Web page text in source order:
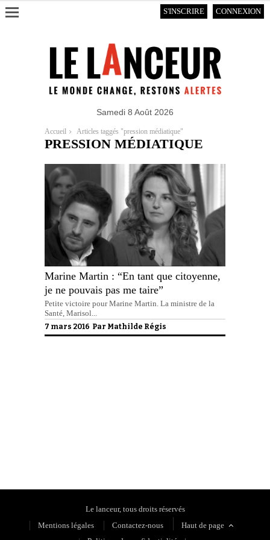
S'INSCRIRE CONNEXION
Samedi 8 Août 2026
Accueil Articles taggés "pression médiatique"
PRESSION MÉDIATIQUE
Marine Martin : “En tant que citoyenne,
je ne pouvais pas me taire”
Petite victoire pour Marine Martin. La ministre de la
Santé, Marisol...
7 mars 2016 Par Mathilde Régis
Le lanceur, tous droits réservés
Mentions légales
Contactez-nous
Haut de page